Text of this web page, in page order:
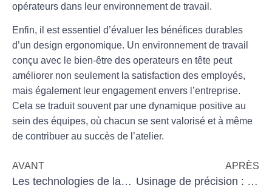
opérateurs dans leur environnement de travail.
Enfin, il est essentiel d’évaluer les bénéfices durables
d’un design ergonomique. Un environnement de travail
conçu avec le bien-être des operateurs en tête peut
améliorer non seulement la satisfaction des employés,
mais également leur engagement envers l’entreprise.
Cela se traduit souvent par une dynamique positive au
sein des équipes, où chacun se sent valorisé et à même
de contribuer au succès de l’atelier.
AVANT
Les technologies de laser dans l’usinage
APRÈS
Usinage de précision : comment garantir la qualité